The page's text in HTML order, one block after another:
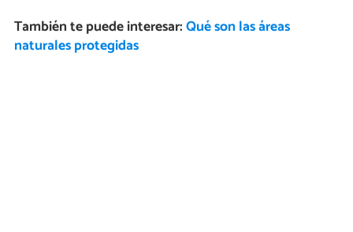
También te puede interesar:Qué son las áreas
naturales protegidas